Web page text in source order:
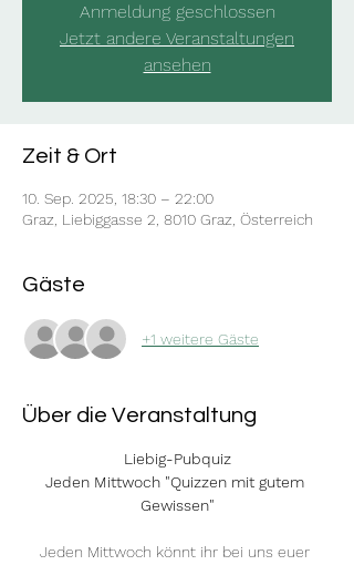
Anmeldung geschlossen
Jetzt andere Veranstaltungen
ansehen
Zeit & Ort
10. Sep. 2025, 18:30 – 22:00
Graz, Liebiggasse 2, 8010 Graz, Österreich
Gäste
+1 weitere Gäste
Über die Veranstaltung
Liebig-Pubquiz
Jeden Mittwoch "Quizzen mit gutem
Gewissen"
Jeden Mittwoch könnt ihr bei uns euer